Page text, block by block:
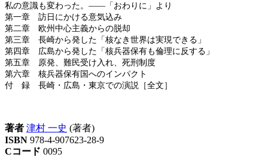
私の意識も変わった。――「おわりに」より
第一章 訪日にかける意気込み
第二章 欧州中心主義からの脱却
第三章 長崎から発した「核なき世界は実現できる」
第四章 広島から発した「核兵器保有も倫理に反する」
第五章 原発、難民受け入れ、死刑制度
第六章 核兵器保有国へのインパクト
付 録 長崎・広島・東京での演説［全文］
著者 津村 一史 (著者)
ISBN 978-4-907623-28-9
Cコード 0095